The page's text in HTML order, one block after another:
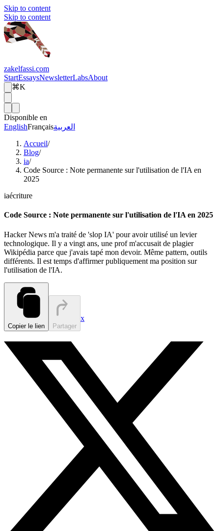
Skip to content
Skip to content
zakelfassi.com
StartEssaysNewsletterLabsAbout
⌘K
Disponible en
EnglishFrançaisالعربية
Accueil/
Blog/
ia/
Code Source : Note permanente sur l'utilisation de l'IA en
2025
iaécriture
Code Source : Note permanente sur l'utilisation de l'IA en 2025
Hacker News m'a traité de 'slop IA' pour avoir utilisé un levier
technologique. Il y a vingt ans, une prof m'accusait de plagier
Wikipédia parce que j'avais tapé mon devoir. Même pattern, outils
différents. Il est temps d'affirmer publiquement ma position sur
l'utilisation de l'IA.
Copier le lien Partager
x